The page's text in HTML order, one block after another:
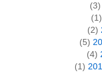
(3)
(1)
(2)
(5)
(4)
(1)